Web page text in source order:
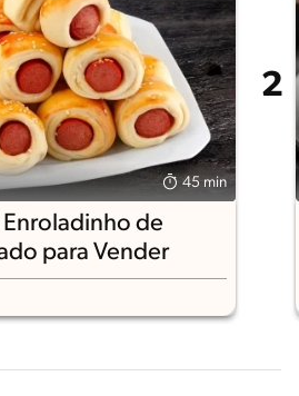
45 min
de
para Vender